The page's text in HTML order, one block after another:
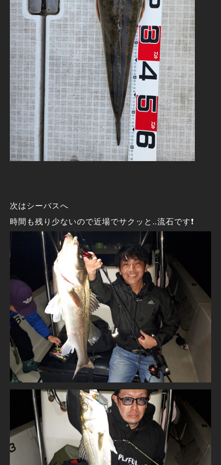
次はシーバスへ
時間も残り少ないので近場でサクッと‥流石です❗